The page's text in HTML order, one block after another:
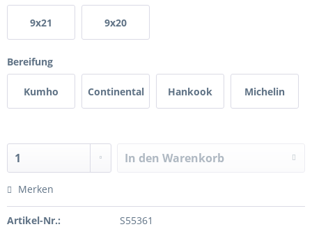
9x21 9x20
Bereifung
Kumho Continental Hankook Michelin
In den Warenkorb
Merken
Artikel-Nr.: S55361